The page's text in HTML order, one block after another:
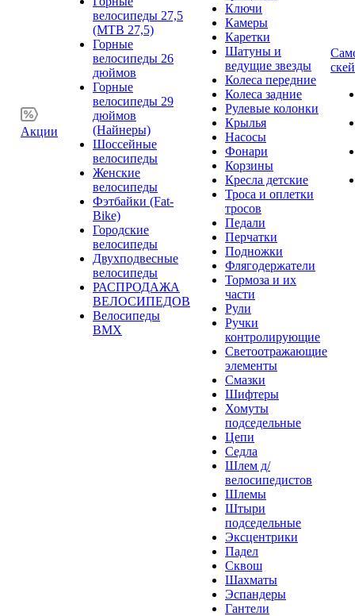
Акции
велосипеды 27,5
(MTB 27,5)
Горные
велосипеды 26
дюймов
Горные
велосипеды 29
дюймов
(Найнеры)
Шоссейные
велосипеды
Женские
велосипеды
Фэтбайки (Fat-
Bike)
Городские
велосипеды
Двухподвесные
велосипеды
РАСПРОДАЖА
ВЕЛОСИПЕДОВ
Велосипеды
BMX
Ключи
Камеры
Каретки
Шатуны и
ведущие звезды
Колеса передние
Колеса задние
Рулевые колонки
Крылья
Насосы
Фонари
Корзины
Кресла детские
Троса и оплетки
тросов
Педали
Перчатки
Подножки
Флягодержатели
Тормоза и их
части
Рули
Ручки
контролирующие
Светоотражающие
элементы
Смазки
Шифтеры
Хомуты
подседельные
Цепи
Седла
Шлем д/
велосипедистов
Шлемы
Штыри
подседельные
Эксцентрики
Падел
Сквош
Шахматы
Эспандеры
Гантели